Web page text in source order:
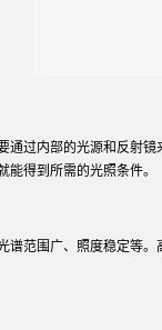
过内部的光源和反射
得到所需的光照条件。
范围广、照度稳定等